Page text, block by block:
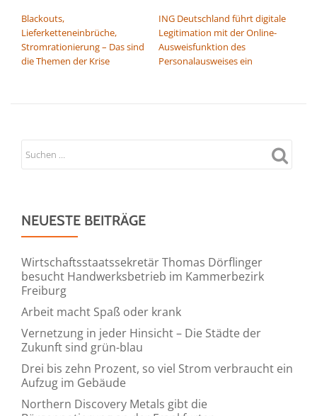
Blackouts,
Lieferketteneinbrüche,
Stromrationierung – Das sind
die Themen der Krise
ING Deutschland führt digitale
Legitimation mit der Online-
Ausweisfunktion des
Personalausweises ein
NEUESTE BEITRÄGE
Wirtschaftsstaatssekretär Thomas Dörflinger
besucht Handwerksbetrieb im Kammerbezirk
Freiburg
Arbeit macht Spaß oder krank
Vernetzung in jeder Hinsicht – Die Städte der
Zukunft sind grün-blau
Drei bis zehn Prozent, so viel Strom verbraucht ein
Aufzug im Gebäude
Northern Discovery Metals gibt die